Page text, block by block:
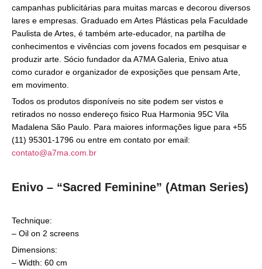
campanhas publicitárias para muitas marcas e decorou diversos
lares e empresas. Graduado em Artes Plásticas pela Faculdade
Paulista de Artes, é também arte-educador, na partilha de
conhecimentos e vivências com jovens focados em pesquisar e
produzir arte. Sócio fundador da A7MA Galeria, Enivo atua
como curador e organizador de exposições que pensam Arte,
em movimento.
Todos os produtos disponíveis no site podem ser vistos e
retirados no nosso endereço fisico Rua Harmonia 95C Vila
Madalena São Paulo. Para maiores informações ligue para +55
(11) 95301-1796 ou entre em contato por email:
contato@a7ma.com.br
Enivo – “Sacred Feminine” (Atman Series)
Technique:
– Oil on 2 screens
Dimensions:
– Width: 60 cm